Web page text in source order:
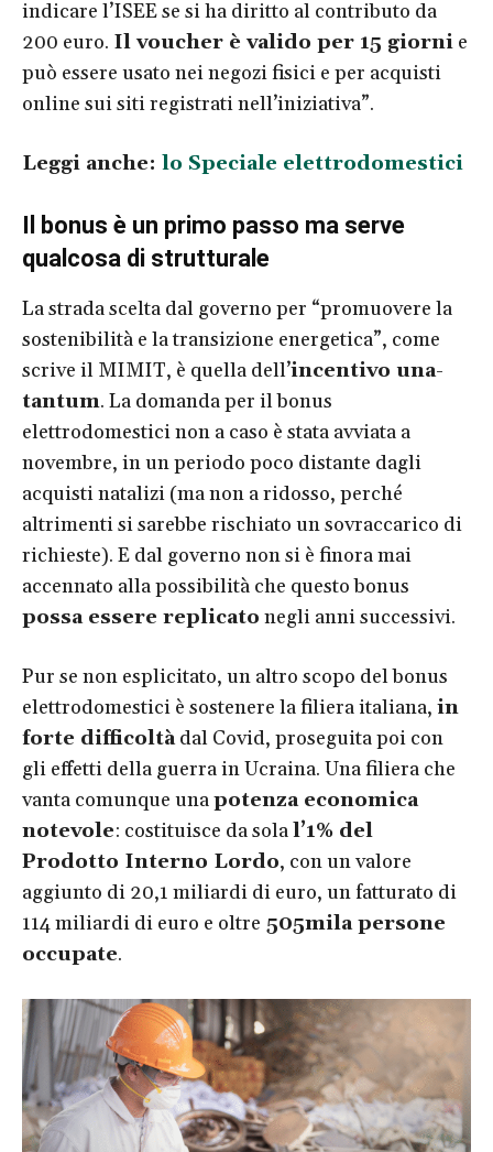
indicare l’ISEE se si ha diritto al contributo da
200 euro. Il voucher è valido per 15 giorni e
può essere usato nei negozi fisici e per acquisti
online sui siti registrati nell’iniziativa”.
Leggi anche: lo Speciale elettrodomestici
Il bonus è un primo passo ma serve
qualcosa di strutturale
La strada scelta dal governo per “promuovere la
sostenibilità e la transizione energetica”, come
scrive il MIMIT, è quella dell’incentivo una-
tantum. La domanda per il bonus
elettrodomestici non a caso è stata avviata a
novembre, in un periodo poco distante dagli
acquisti natalizi (ma non a ridosso, perché
altrimenti si sarebbe rischiato un sovraccarico di
richieste). E dal governo non si è finora mai
accennato alla possibilità che questo bonus
possa essere replicato negli anni successivi.
Pur se non esplicitato, un altro scopo del bonus
elettrodomestici è sostenere la filiera italiana, in
forte difficoltàdal Covid, proseguita poi con
gli effetti della guerra in Ucraina. Una filiera che
vanta comunque unapotenza economica
notevole: costituisce da solal’1% del
Prodotto Interno Lordo, con un valore
aggiunto di 20,1 miliardi di euro, un fatturato di
114 miliardi di euro e oltre 505mila persone
occupate.